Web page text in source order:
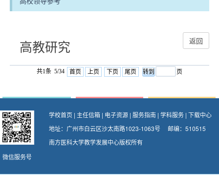
高教研究 返回
共1条 5/34 首页 上页 下页 尾页 页
微信服务号
学校首页 | 主任信箱 | 电子资源 | 服务指南 | 学科服务 | 下载中心
地址：广州市白云区沙太南路1023-1063号 邮编：510515
南方医科大学教学发展中心版权所有